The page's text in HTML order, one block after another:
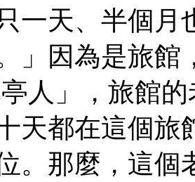
一天、半個月
」因為是旅館
亭人」，旅館
天都在這個旅
。那麼，這個